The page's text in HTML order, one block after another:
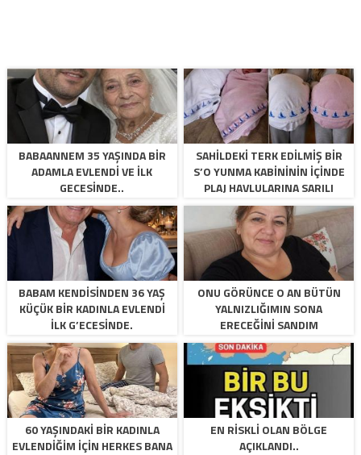
BABAANNEM 35 YAŞINDA BIR
ADAMLA EVLENDI VE ILK
GECESINDE..
SAHILDEKI TERK EDILMIŞ BIR
S’O YUNMA KABINININ IÇINDE
PLAJ HAVLULARINA SARILI
BULDUĞUM
BABAM KENDISINDEN 36 YAŞ
KÜÇÜK BIR KADINLA EVLENDI
İLK G’ECESINDE.
ONU GÖRÜNCE O AN BÜTÜN
YALNIZLIĞIMIN SONA
ERECEĞINI SANDIM
60 YAŞINDAKI BIR KADINLA
EVLENDIĞIM IÇIN HERKES BANA
EN RISKLI OLAN BÖLGE
AÇIKLANDI..